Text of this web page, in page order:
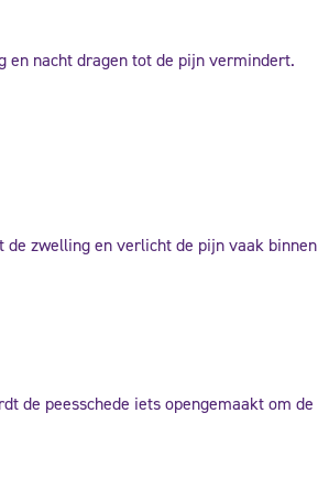
nacht dragen tot de pijn vermindert.
zwelling en verlicht de pijn vaak binnen
de peesschede iets opengemaakt om de